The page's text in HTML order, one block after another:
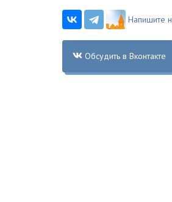
Напишите
Обсудить в Вконтакте